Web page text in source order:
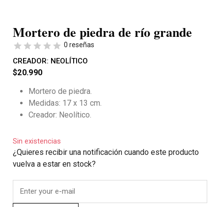
Mortero de piedra de río grande
0 reseñas
CREADOR: NEOLÍTICO
$20.990
Mortero de piedra.
Medidas: 17 x 13 cm.
Creador: Neolítico.
Sin existencias
¿Quieres recibir una notificación cuando este producto
vuelva a estar en stock?